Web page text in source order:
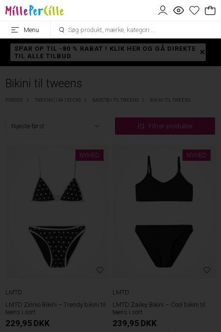
Menu
SPAR OP TIL -80 % RABAT ! KLIK HER OG GÅ DIREKTE
TIL ALLE TILBUD
Bikini til tweens
FORSIDE TWEENS (134-152 CM) BADETØJ TIL TWEENS BIKINI TIL TWEENS
Filtrer produkter
NYHED
LMTD
LMTD Zinnio Bikini – Trendy bikini til
teens i sort
229,95 DKK
NYHED
LMTD
LMTD Zailey Bikini – Cool bikini til
teens i sort
239,95 DKK